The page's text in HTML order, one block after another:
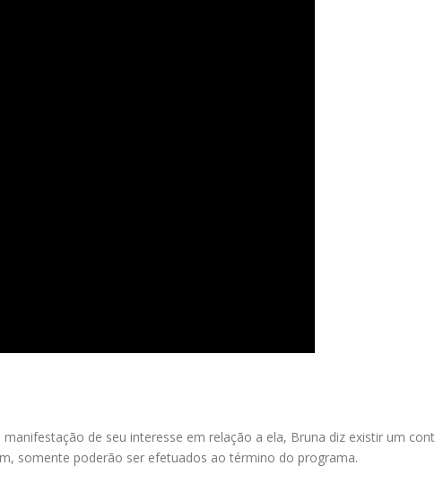
de seu interesse em relação a ela, Bruna diz existir um
somente poderão ser efetuados ao término do programa.